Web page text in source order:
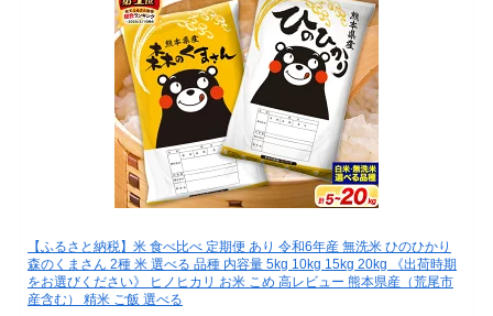
【ふるさと納税】米 食べ比べ 定期便 あり 令和6年産 無洗米 ひのひかり
森のくまさん 2種 米 選べる 品種 内容量 5kg 10kg 15kg 20kg 《出荷時期
をお選びください》 ヒノヒカリ お米 こめ 高レビュー 熊本県産（荒尾市
産含む） 精米 ご飯 選べる